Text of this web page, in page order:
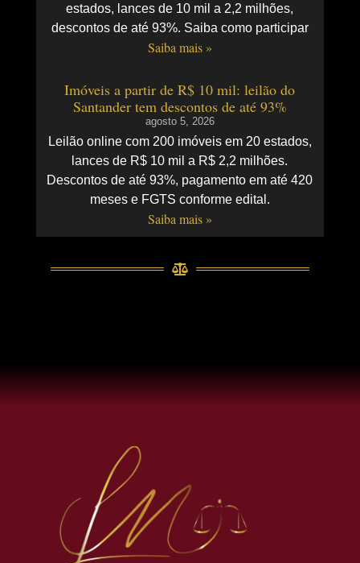
estados, lances de 10 mil a 2,2 milhões,
descontos de até 93%. Saiba como participar
Saiba mais »
Imóveis a partir de R$ 10 mil: leilão do
Santander tem descontos de até 93%
agosto 5, 2026
Leilão online com 200 imóveis em 20 estados,
lances de R$ 10 mil a R$ 2,2 milhões.
Descontos de até 93%, pagamento em até 420
meses e FGTS conforme edital.
Saiba mais »